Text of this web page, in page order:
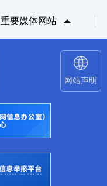
重要媒体网站
网站声明